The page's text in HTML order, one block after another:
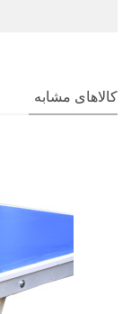
کالاهای مشابه